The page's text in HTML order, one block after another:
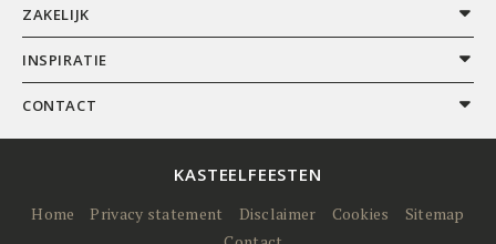
ZAKELIJK
INSPIRATIE
CONTACT
KASTEELFEESTEN
Home Privacy statement Disclaimer Cookies
Sitemap